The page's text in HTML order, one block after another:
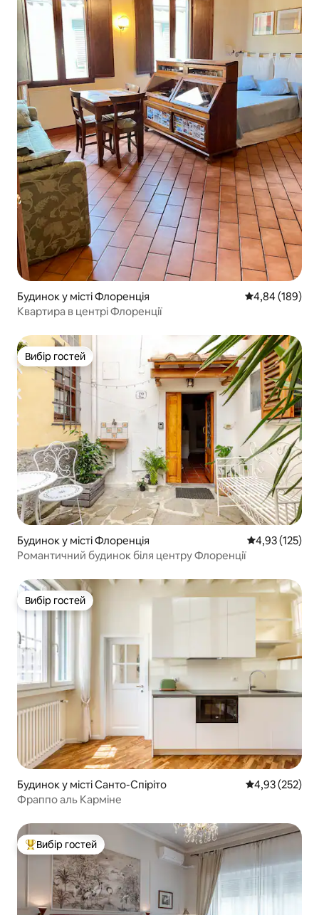
Будинок у місті Флоренція Середня
4,84 (189)
Квартира в центрі Флоренції
Вибір гостей
Вибір гостей
Будинок у місті Флоренція Середня
4,93 (125)
Романтичний будинок біля центру Флоренції
Вибір гостей
Вибір гостей
Будинок у місті Санто-Спіріто Середня
4,93 (252)
Фраппо аль Карміне
Топ вибір гостей
Вибір гостей